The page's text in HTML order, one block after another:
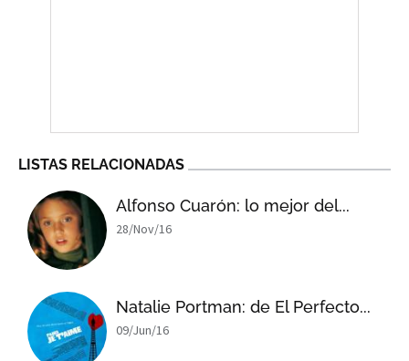
LISTAS RELACIONADAS
Alfonso Cuarón: lo mejor del...
28/Nov/16
Natalie Portman: de El Perfecto...
09/Jun/16